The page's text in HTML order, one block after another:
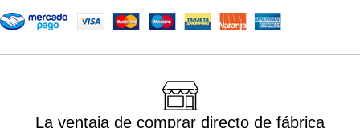
La ventaja de comprar directo de fábrica